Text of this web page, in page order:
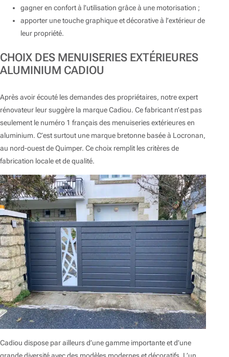
gagner en confort à l’utilisation grâce à une motorisation ;
apporter une touche graphique et décorative à l’extérieur de
leur propriété.
CHOIX DES MENUISERIES EXTÉRIEURES
ALUMINIUM CADIOU
Après avoir écouté les demandes des propriétaires, notre expert
rénovateur leur suggère la marque Cadiou. Ce fabricant n’est pas
seulement le numéro 1 français des menuiseries extérieures en
aluminium. C’est surtout une marque bretonne basée à Locronan,
au nord-ouest de Quimper. Ce choix remplit les critères de
fabrication locale et de qualité.
Cadiou dispose par ailleurs d’une gamme importante et d’une